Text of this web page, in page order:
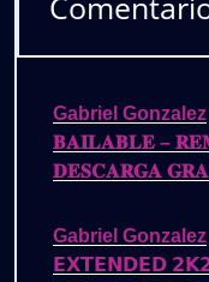
Gabriel Gonzalez
𝐁𝐀𝐈𝐋𝐀𝐁𝐋𝐄 –
𝐃𝐄𝐒𝐂𝐀𝐑𝐆𝐀
Gabriel Gonzalez
𝗘𝗫𝗧𝗘𝗡𝗗𝗘𝗗